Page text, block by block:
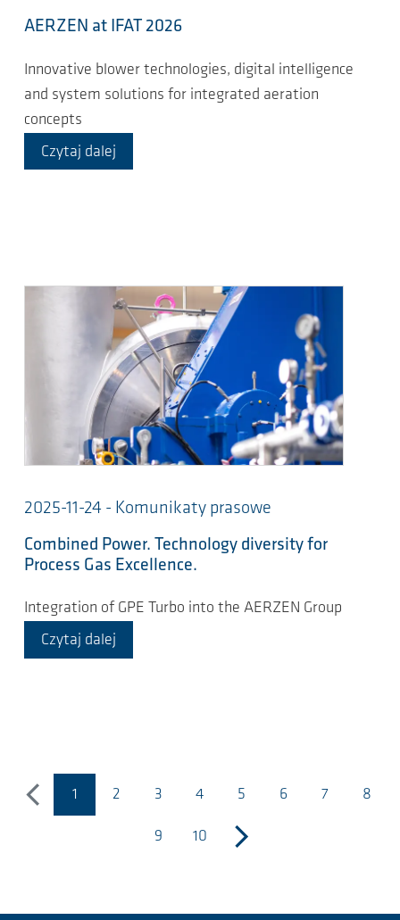
AERZEN at IFAT 2026
Innovative blower technologies, digital intelligence
and system solutions for integrated aeration
concepts
Czytaj dalej
2025-11-24 - Komunikaty prasowe
Combined Power. Technology diversity for
Process Gas Excellence.
Integration of GPE Turbo into the AERZEN Group
Czytaj dalej
poprzedni
1 2 3 4 5 6 7 8
9 10
następny